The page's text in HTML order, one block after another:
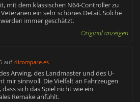
mit dem klassischen N64-Controller zu
ein sehr schönes Detail. Solche
immer geschätzt.
Original anzeigen
auf dlcompare.es
Arwing, des Landmaster und des U-
mir sinnvoll. Die Vielfalt an Fahrzeugen
sich das Spiel nicht wie ein
Remake anfühlt.